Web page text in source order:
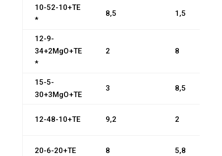
10-52-10+TE
*
8,5 1,5
12-9-
34+2MgO+TE
*
2 8
15-5-
30+3MgO+TE
3 8,5
12-48-10+TE 9,2 2
20-6-20+TE 8 5,8